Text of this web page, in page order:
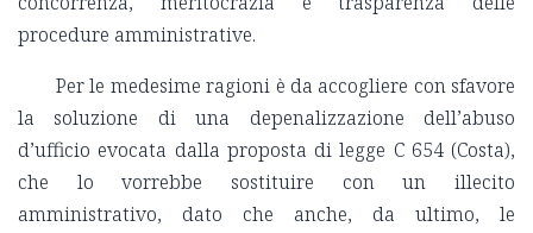
procedure amministrative.
Per le medesime ragioni è da accogliere con sfavore
la soluzione di una depenalizzazione dell’abuso
d’ufficio evocata dalla proposta di legge C 654 (Costa),
che lo vorrebbe sostituire con un illecito
amministrativo, dato che anche, da ultimo, le